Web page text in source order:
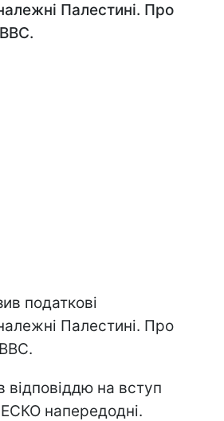
Палестині. Про
податкові
Палестині. Про
відповіддю на вступ
напередодні.